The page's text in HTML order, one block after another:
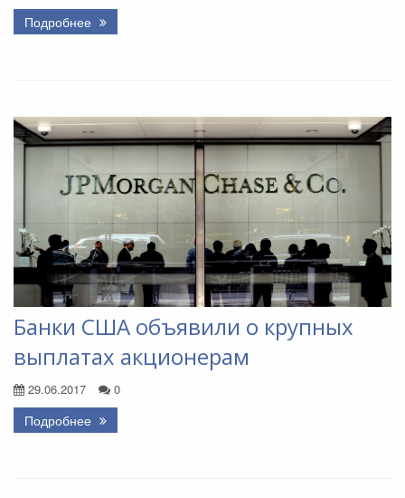
Подробнее
Банки США объявили о крупных
выплатах акционерам
29.06.2017 0
Подробнее